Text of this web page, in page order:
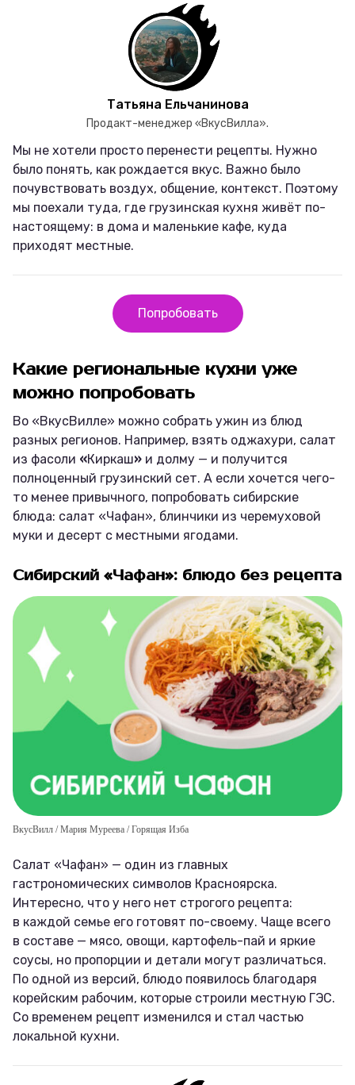
Татьяна Ельчанинова
Продакт-менеджер «ВкусВилла».
Мы не хотели просто перенести рецепты. Нужно
было понять, как рождается вкус. Важно было
почувствовать воздух, общение, контекст. Поэтому
мы поехали туда, где грузинская кухня живёт по-
настоящему: в дома и маленькие кафе, куда
приходят местные.
Попробовать
Какие региональные кухни уже
можно попробовать
Во «ВкусВилле» можно собрать ужин из блюд
разных регионов. Например, взять оджахури, салат
из фасоли «Киркаш» и долму — и получится
полноценный грузинский сет. А если хочется чего-
то менее привычного, попробовать сибирские
блюда: салат «Чафан», блинчики из черемуховой
муки и десерт с местными ягодами.
Сибирский «Чафан»: блюдо без рецепта
ВкусВилл / Мария Муреева / Горящая Изба
Салат «Чафан» — один из главных
гастрономических символов Красноярска.
Интересно, что у него нет строгого рецепта:
в каждой семье его готовят по-своему. Чаще всего
в составе — мясо, овощи, картофель-пай и яркие
соусы, но пропорции и детали могут различаться.
По одной из версий, блюдо появилось благодаря
корейским рабочим, которые строили местную ГЭС.
Со временем рецепт изменился и стал частью
локальной кухни.